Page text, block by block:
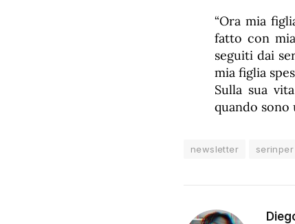
“Ora mia
fatto con
seguiti dai
mia figlia
Sulla sua
quando sono
newsletter serinper